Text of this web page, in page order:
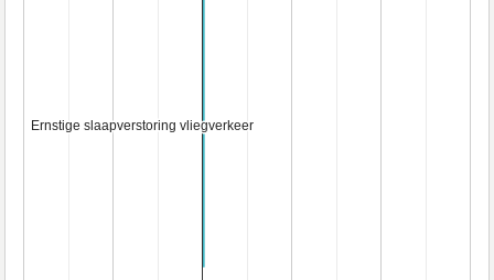
Ernstige slaapverstoring vliegverkeer
Ernstige slaapverstoring vliegverkeer